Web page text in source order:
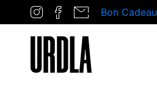
Bon Cadeau